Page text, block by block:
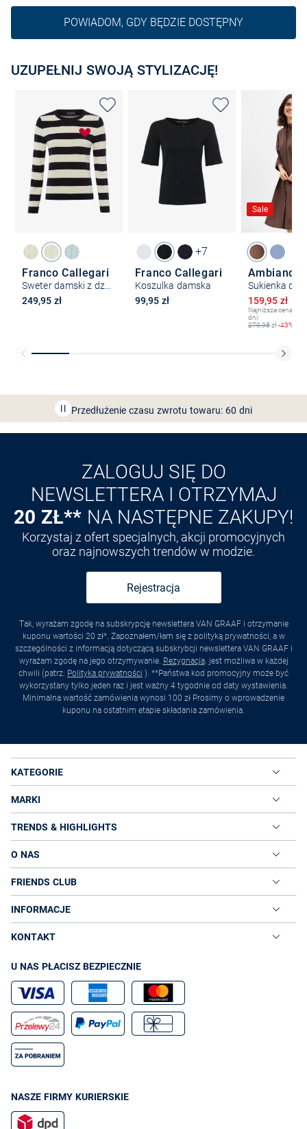
POWIADOM, GDY BĘDZIE DOSTĘPNY
UZUPEŁNIJ SWOJĄ STYLIZACJĘ!
Franco Callegari
Sweter damski z dzianiny
249,95 zł
+7
Franco Callegari
Koszulka damska
99,95 zł
Sale
Ambiance
Obniżona
159,95 zł
Najniższa cena z
dni:
279,95zł-43%
Przedłużenie czasu zwrotu towaru: 60 dni
Odkryj aplikację VANGRAAF
ZALOGUJ SIĘ DO
NEWSLETTERA I OTRZYMAJ
20 ZŁ** NA NASTĘPNE ZAKUPY!
Korzystaj z ofert specjalnych, akcji promocyjnych
oraz najnowszych trendów w modzie.
Rejestracja
Tak, wyrażam zgodę na subskrypcję newslettera VAN GRAAF i otrzymanie
kuponu wartości 20 zł*. Zapoznałem/łam się z polityką prywatności, a w
szczególności z informacją dotyczącą subskrybcji newslettera VAN GRAAF i
wyrażam zgodę na jego otrzymywanie. Rezygnacja. jest możliwa w każdej
chwili (patrz: Polityka prywatności ). **Państwa kod promocyjny może być
wykorzystany tylko jeden raz i jest ważny 4 tygodnie od daty wystawienia.
Minimalna wartość zamówienia wynosi 100 zł Prosimy o wprowadzenie
kuponu na ostatnim etapie składania zamówienia.
KATEGORIE
MARKI
TRENDS & HIGHLIGHTS
O NAS
FRIENDS CLUB
INFORMACJE
KONTAKT
U NAS PŁACISZ BEZPIECZNIE
NASZE FIRMY KURIERSKIE